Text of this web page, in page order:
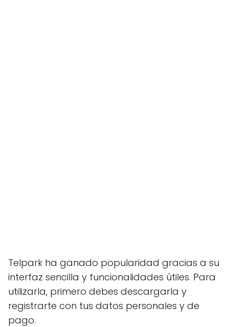
Telpark ha ganado popularidad gracias a su
interfaz sencilla y funcionalidades útiles. Para
utilizarla, primero debes descargarla y
registrarte con tus datos personales y de
pago.